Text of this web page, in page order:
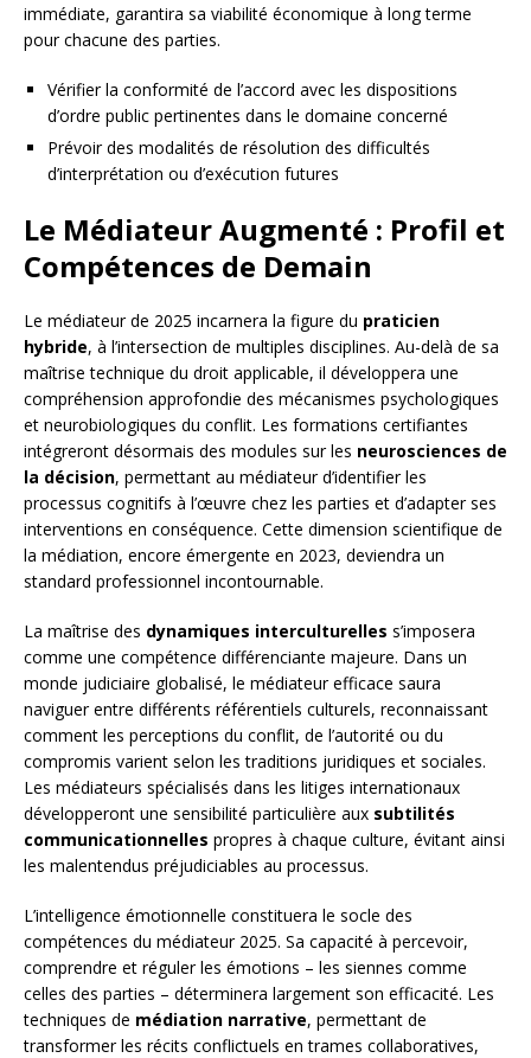
immédiate, garantira sa viabilité économique à long terme
pour chacune des parties.
Vérifier la conformité de l’accord avec les dispositions
d’ordre public pertinentes dans le domaine concerné
Prévoir des modalités de résolution des difficultés
d’interprétation ou d’exécution futures
Le Médiateur Augmenté : Profil et
Compétences de Demain
Le médiateur de 2025 incarnera la figure du praticien
hybride, à l’intersection de multiples disciplines. Au-delà de sa
maîtrise technique du droit applicable, il développera une
compréhension approfondie des mécanismes psychologiques
et neurobiologiques du conflit. Les formations certifiantes
intégreront désormais des modules sur les neurosciences de
la décision, permettant au médiateur d’identifier les
processus cognitifs à l’œuvre chez les parties et d’adapter ses
interventions en conséquence. Cette dimension scientifique de
la médiation, encore émergente en 2023, deviendra un
standard professionnel incontournable.
La maîtrise des dynamiques interculturelles s’imposera
comme une compétence différenciante majeure. Dans un
monde judiciaire globalisé, le médiateur efficace saura
naviguer entre différents référentiels culturels, reconnaissant
comment les perceptions du conflit, de l’autorité ou du
compromis varient selon les traditions juridiques et sociales.
Les médiateurs spécialisés dans les litiges internationaux
développeront une sensibilité particulière aux subtilités
communicationnelles propres à chaque culture, évitant ainsi
les malentendus préjudiciables au processus.
L’intelligence émotionnelle constituera le socle des
compétences du médiateur 2025. Sa capacité à percevoir,
comprendre et réguler les émotions – les siennes comme
celles des parties – déterminera largement son efficacité. Les
techniques de médiation narrative, permettant de
transformer les récits conflictuels en trames collaboratives,